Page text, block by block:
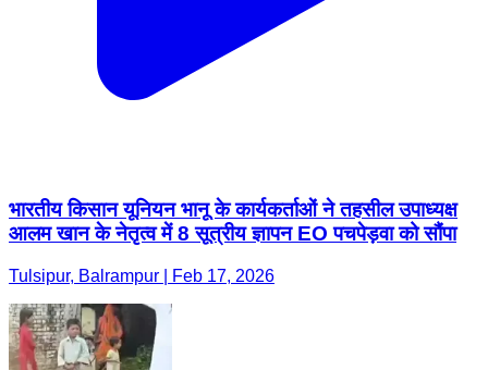
भारतीय किसान यूनियन भानू के कार्यकर्ताओं ने तहसील उपाध्यक्ष
आलम खान के नेतृत्व में 8 सूत्रीय ज्ञापन EO पचपेड़वा को सौंपा
Tulsipur, Balrampur | Feb 17, 2026